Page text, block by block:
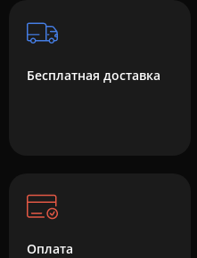
Бесплатная доставка
Оплата